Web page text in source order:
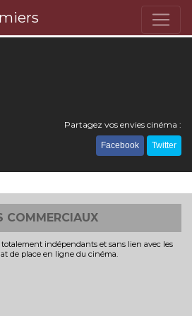
Partagez vos envies cinéma :
Facebook Twitter
COMMERCIAUX
indépendants et sans lien avec les
de place en ligne du cinéma.